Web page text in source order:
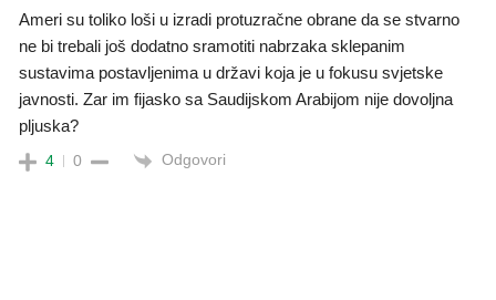
Ameri su toliko loši u izradi protuzračne obrane da se stvarno
ne bi trebali još dodatno sramotiti nabrzaka sklepanim
sustavima postavljenima u državi koja je u fokusu svjetske
javnosti. Zar im fijasko sa Saudijskom Arabijom nije dovoljna
pljuska?
4 0 Odgovori